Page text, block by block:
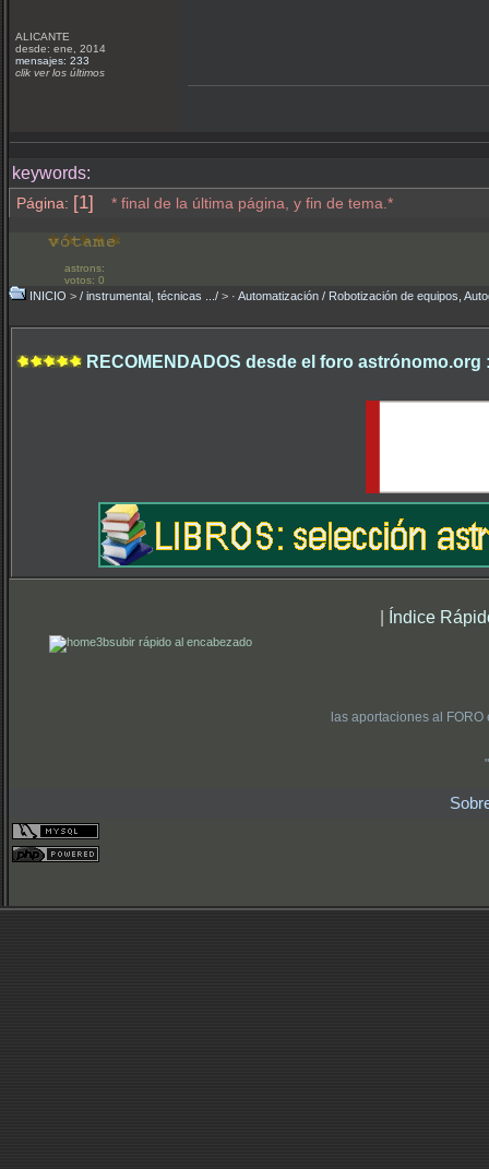
ALICANTE
desde: ene, 2014
mensajes: 233
clik ver los últimos
keywords:
Página: [1] * final de la última página, y fin de tema.*
astrons:
votos: 0
INICIO > / instrumental, técnicas .../ > · Automatización / Robotización de equipos,
RECOMENDADOS desde el foro astrónomo.org
| Índice
subir rápido al encabezado
las aportaciones al